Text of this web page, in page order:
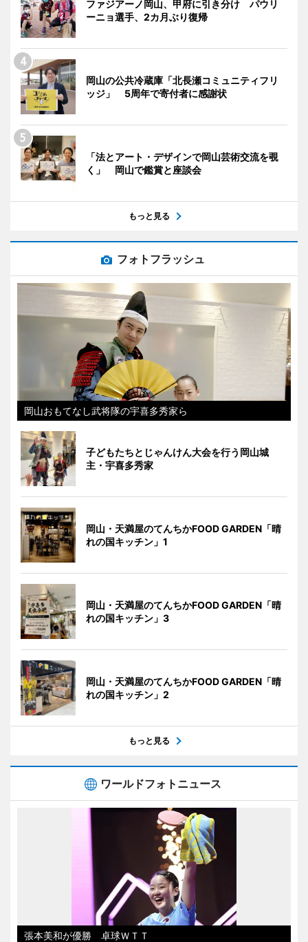
ファジアーノ岡山、甲府に引き分け パウリ
ーニョ選手、2カ月ぶり復帰
岡山の公共冷蔵庫「北長瀬コミュニティフリ
ッジ」 5周年で寄付者に感謝状
「法とアート・デザインで岡山芸術交流を覗
く」 岡山で鑑賞と座談会
もっと見る
フォトフラッシュ
岡山おもてなし武将隊の宇喜多秀家ら
子どもたちとじゃんけん大会を行う岡山城
主・宇喜多秀家
岡山・天満屋のてんちかFOOD GARDEN「晴
れの国キッチン」1
岡山・天満屋のてんちかFOOD GARDEN「晴
れの国キッチン」3
岡山・天満屋のてんちかFOOD GARDEN「晴
れの国キッチン」2
もっと見る
ワールドフォトニュース
張本美和が優勝 卓球ＷＴＴ